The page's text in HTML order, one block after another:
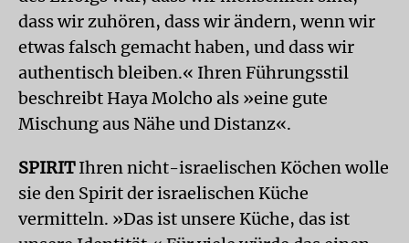
dass wir zuhören, dass wir ändern, wenn wir
etwas falsch gemacht haben, und dass wir
authentisch bleiben.« Ihren Führungsstil
beschreibt Haya Molcho als »eine gute
Mischung aus Nähe und Distanz«.
SPIRITIhren nicht-israelischen Köchen wolle
sie den Spirit der israelischen Küche
vermitteln. »Das ist unsere Küche, das ist